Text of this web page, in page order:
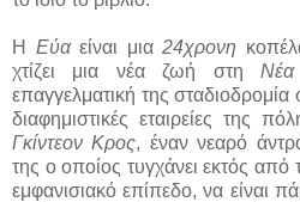
Η Εύαείναι μια24χρονη
χτίζει μια νέα ζωή στη
επαγγελματική της σταδιοδρομία
διαφημιστικές εταιρείες της
Γκίντεον Κρος, έναν νεαρό
της ο οποίος τυγχάνει εκτός από
εμφανισιακό επίπεδο, να είναι